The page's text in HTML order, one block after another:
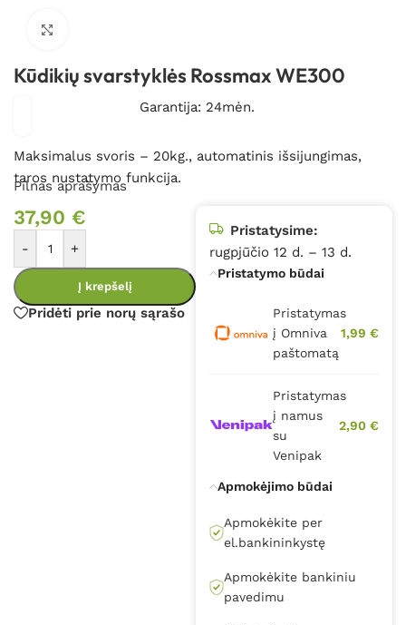
Kūdikių svarstyklės Rossmax WE300
Garantija: 24mėn.
Maksimalus svoris – 20kg., automatinis išsijungimas,
taros nustatymo funkcija.
Pilnas aprašymas
37,90 €
- +
Į krepšelį
Pridėti prie norų sąrašo
Pristatysime:
rugpjūčio 12 d. – 13 d.
Pristatymo būdai
Pristatymas
į Omniva
paštomatą
1,99 €
Pristatymas
į namus
su
Venipak
2,90 €
Apmokėjimo būdai
Apmokėkite per
el.bankininkystę
Apmokėkite bankiniu
pavedimu